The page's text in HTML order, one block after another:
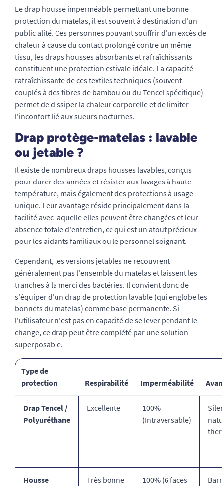
Le drap housse imperméable permettant une bonne
protection du matelas, il est souvent à destination d'un
public alité. Ces personnes pouvant souffrir d'un excès de
chaleur à cause du contact prolongé contre un même
tissu, les draps housses absorbants et rafraîchissants
constituent une protection estivale idéale. La capacité
rafraîchissante de ces textiles techniques (souvent
couplés à des fibres de bambou ou du Tencel spécifique)
permet de dissiper la chaleur corporelle et de limiter
l'inconfort lié aux sueurs nocturnes.
Drap protège-matelas : lavable
ou jetable ?
Il existe de nombreux draps housses lavables, conçus
pour durer des années et résister aux lavages à haute
température, mais également des protections à usage
unique. Leur avantage réside principalement dans la
facilité avec laquelle elles peuvent être changées et leur
absence totale d'entretien, ce qui est un atout précieux
pour les aidants familiaux ou le personnel soignant.
Cependant, les versions jetables ne recouvrent
généralement pas l'ensemble du matelas et laissent les
tranches à la merci des bactéries. Il convient donc de
s'équiper d'un drap de protection lavable (qui englobe les
bonnets du matelas) comme base permanente. Si
l'utilisateur n'est pas en capacité de se lever pendant le
change, ce drap peut être complété par une solution
superposable.
Type de
protection
Respirabilité Imperméabilité
Drap Tencel /
Polyuréthane
Excellente
100%
(Intraversable)
Housse
Très bonne
100% (6 faces